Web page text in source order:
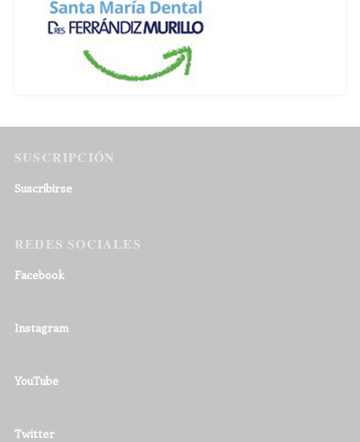
SUSCRIPCIÓN
Suscribirse
REDES SOCIALES
Facebook
Instagram
YouTube
Twitter